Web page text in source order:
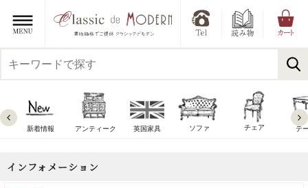
新着情報 アンティーク 英国家具 ソファ チェア テ